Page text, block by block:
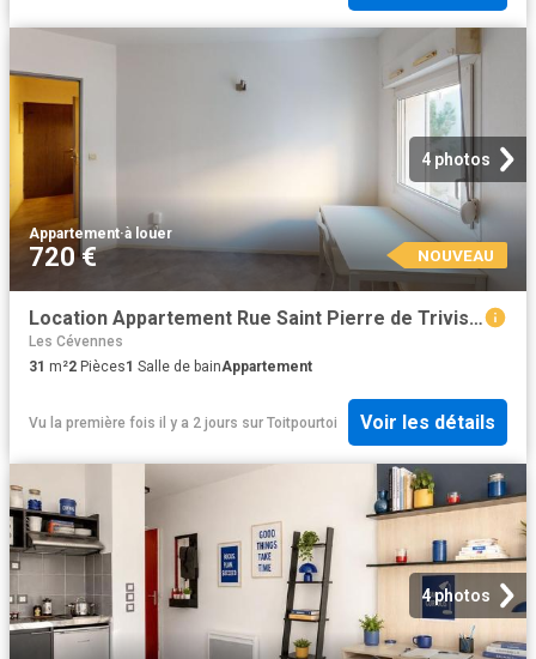
4 photos
Appartement·à louer
720 € NOUVEAU
Location Appartement Rue Saint Pierre de Trivisy, Montpellier
Les Cévennes
31 m²2 Pièces1 Salle de bainAppartement
Vu la première fois il y a 2 jours sur Toitpourtoi Voir les détails
4 photos